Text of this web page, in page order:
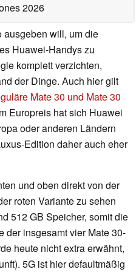
2026
ausgeben will, um die
Huawei-Handys zu
komplett verzichten,
der Dinge. Auch hier gilt
Mate 30 und Mate 30
Europreis hat sich Huawei
oder anderen Ländern
Edition daher auch eher
und oben direkt von der
roten Variante zu sehen
512 GB Speicher, somit die
der insgesamt vier Mate 30-
heute nicht extra erwähnt,
5G ist hier defaultmäßig